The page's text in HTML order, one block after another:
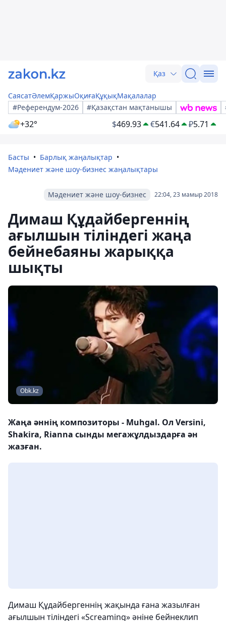
Қаз
СаясатӘлемҚаржыОқиғаҚұқықМақалалар
#Референдум-2026
#Қазақстан мақтанышы
+32° $469.93 €541.64 ₽5.71
Басты
Барлық жаңалықтар
Мәдениет және шоу-бизнес жаңалықтары
22:04, 23 мамыр 2018
Мәдениет және шоу-бизнес
Димаш Құдайбергеннің
ағылшын тіліндегі жаңа
бейнебаяны жарыққа
шықты
Obk.kz
Жаңа әннің композиторы - Muhgal. Ол Versini,
Shakira, Rianna сынды мегажұлдыздарға ән
жазған.
Димаш Құдайбергеннің жақында ғана жазылған
ағылшын тіліндегі «Screaming» әніне бейнеклип